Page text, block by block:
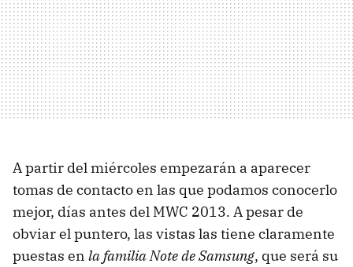
A partir del miércoles empezarán a aparecer
tomas de contacto en las que podamos conocerlo
mejor, días antes del MWC 2013. A pesar de
obviar el puntero, las vistas las tiene claramente
puestas en la familia Note de Samsung, que será su